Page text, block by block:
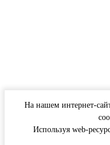
На нашем интернет-
Используя web-